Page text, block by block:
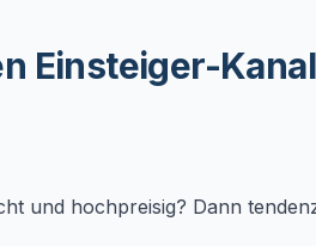
Einsteiger-
und hochpreisig? Dann